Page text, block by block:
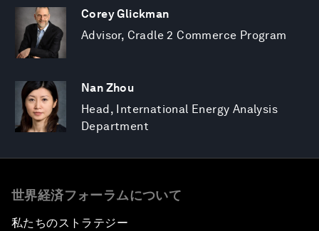
Corey Glickman
Advisor, Cradle 2 Commerce Program
Nan Zhou
Head, International Energy Analysis
Department
世界経済フォーラムについて
私たちのストラテジー